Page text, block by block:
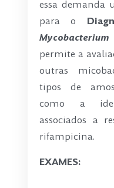
essa demanda
para o
permite a
outras
tipos de
como a
associados a
rifampicina.
EXAMES: